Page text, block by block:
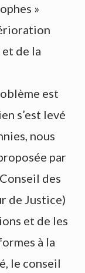
»
de la
est
s’est levé
nous
par
des
de Justice)
et de les
à la
le conseil